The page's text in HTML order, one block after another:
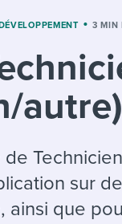
by
workplace
new ways of
Pick up tips
guidance,
your job search:
& ANSWERS
interview
for each.
3 MIN
autre)
sur
ainsi que